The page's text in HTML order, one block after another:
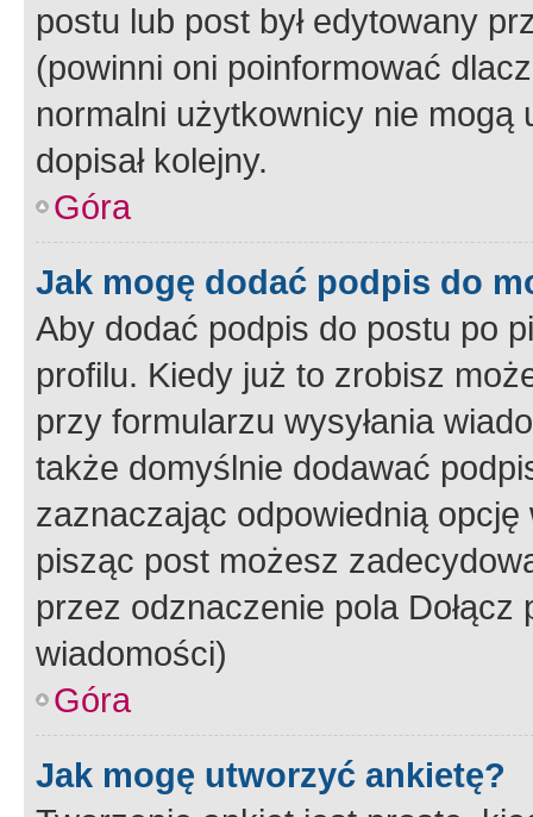
postu lub post był edytowany
(powinni oni poinformować
normalni użytkownicy nie
dopisał kolejny.
Góra
Jak mogę dodać podpis do
Aby dodać podpis do postu po
profilu. Kiedy już to zrobisz
przy formularzu wysyłania
także domyślnie dodawać
zaznaczając odpowiednią
pisząc post możesz
przez odznaczenie pola
wiadomości)
Góra
Jak mogę utworzyć ankietę?